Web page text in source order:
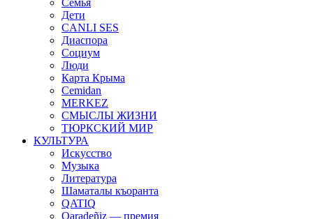
Семья
Дети
CANLI SES
Диаспора
Социум
Люди
Карта Крыма
Cemidan
МERKEZ
СМЫСЛЫ ЖИЗНИ
ТЮРКСКИЙ МИР
КУЛЬТУРА
Искусство
Музыка
Литература
Шаматалы къоранта
QATIQ
Qaradeñiz — премия